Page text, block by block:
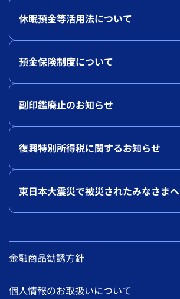
休眠預金等活用法について
預金保険制度について
副印鑑廃止のお知らせ
復興特別所得税に関するお知らせ
東日本大震災で被災されたみなさまへ
金融商品勧誘方針
個人情報のお取扱いについて